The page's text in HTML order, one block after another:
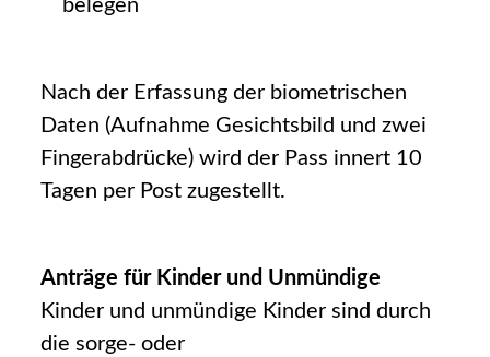
belegen
Nach der Erfassung der biometrischen
Daten (Aufnahme Gesichtsbild und zwei
Fingerabdrücke) wird der Pass innert 10
Tagen per Post zugestellt.
Anträge für Kinder und Unmündige
Kinder und unmündige Kinder sind durch
die sorge- oder